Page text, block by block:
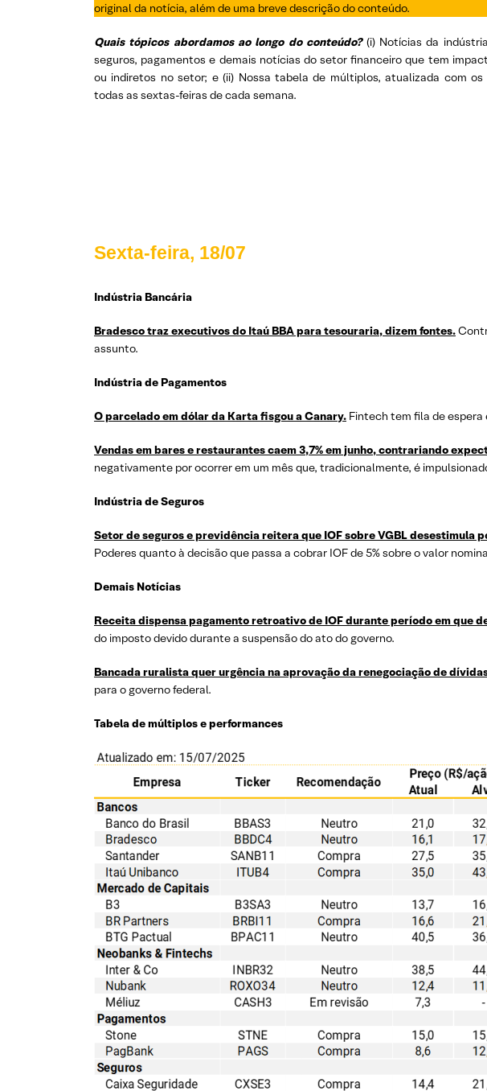
original da notícia, além de uma breve descrição do conteúdo.
Quais tópicos abordamos ao longo do conteúdo? (i) Notícias da
seguros, pagamentos e demais notícias do setor financeiro que tem
ou indiretos no setor; e (ii) Nossa tabela de múltiplos, atualizada com os
todas as sextas-feiras de cada semana.
Sexta-feira, 18/07
Indústria Bancária
Bradesco traz executivos do Itaú BBA para tesouraria, dizem fontes.
assunto.
Indústria de Pagamentos
O parcelado em dólar da Karta fisgou a Canary. Fintech tem fila de
Vendas em bares e restaurantes caem 3,7% em junho, contrariando
negativamente por ocorrer em um mês que, tradicionalmente, é
Indústria de Seguros
Setor de seguros e previdência reitera que IOF sobre VGBL desestimula
Poderes quanto à decisão que passa a cobrar IOF de 5% sobre o valor
Demais Notícias
Receita dispensa pagamento retroativo de IOF durante período em que
do imposto devido durante a suspensão do ato do governo.
Bancada ruralista quer urgência na aprovação da renegociação de
para o governo federal.
Tabela de múltiplos e performances